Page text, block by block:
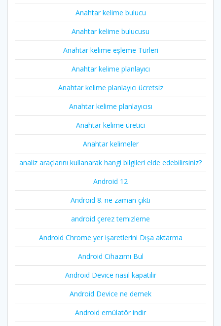
Anahtar kelime bulucu
Anahtar kelime bulucusu
Anahtar kelime eşleme Türleri
Anahtar kelime planlayıcı
Anahtar kelime planlayıcı ücretsiz
Anahtar kelime planlayıcısı
Anahtar kelime üretici
Anahtar kelimeler
analiz araçlarını kullanarak hangi bilgileri elde edebilirsiniz?
Android 12
Android 8. ne zaman çıktı
android çerez temizleme
Android Chrome yer işaretlerini Dışa aktarma
Android Cihazımı Bul
Android Device nasıl kapatilir
Android Device ne demek
Android emülatör indir